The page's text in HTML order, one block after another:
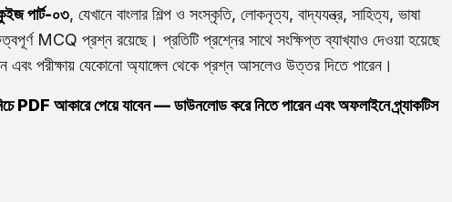
পার্ট-০৩, যেখানে বাংলার শিল্প ও সংস্কৃতি, লোকনৃত্য, বাদ্যযন্ত্র, সাহিত্য, ভাষা
MCQ প্রশ্ন রয়েছে। প্রতিটি প্রশ্নের সাথে সংক্ষিপ্ত ব্যাখ্যাও দেওয়া হয়েছে
এবং পরীক্ষায় যেকোনো অ্যাঙ্গেল থেকে প্রশ্ন আসলেও উত্তর দিতে পারেন।
PDF আকারে পেয়ে যাবেন — ডাউনলোড করে নিতে পারেন এবং অফলাইনে প্র্যাকটিস